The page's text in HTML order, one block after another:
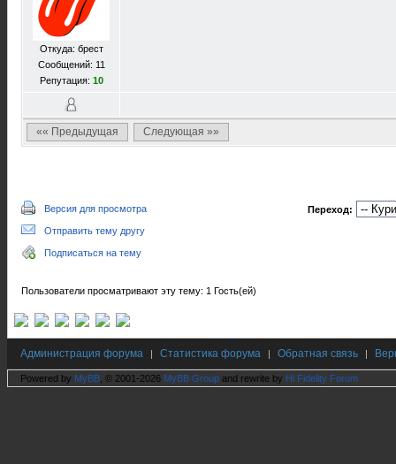
Откуда: брест
Сообщений: 11
Репутация: 10
«« Предыдущая Следующая »»
Версия для просмотра
Отправить тему другу
Подписаться на тему
Переход:
Пользователи просматривают эту тему: 1 Гость(ей)
Администрация форума | Статистика форума | Обратная связь |
Powered by MyBB , © 2001-2026 MyBB Group and rewrite by Hi Fidelity Forum